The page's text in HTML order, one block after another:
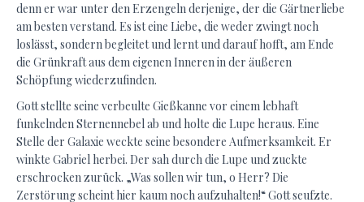
denn er war unter den Erzengeln derjenige, der die Gärtnerliebe
am besten verstand. Es ist eine Liebe, die weder zwingt noch
loslässt, sondern begleitet und lernt und darauf hofft, am Ende
die Grünkraft aus dem eigenen Inneren in der äußeren
Schöpfung wiederzufinden.
Gott stellte seine verbeulte Gießkanne vor einem lebhaft
funkelnden Sternennebel ab und holte die Lupe heraus. Eine
Stelle der Galaxie weckte seine besondere Aufmerksamkeit. Er
winkte Gabriel herbei. Der sah durch die Lupe und zuckte
erschrocken zurück. „Was sollen wir tun, o Herr? Die
Zerstörung scheint hier kaum noch aufzuhalten!“ Gott seufzte.